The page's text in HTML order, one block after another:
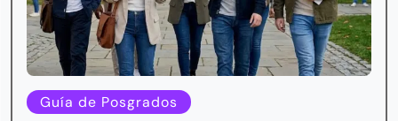
Guía de Posgrados